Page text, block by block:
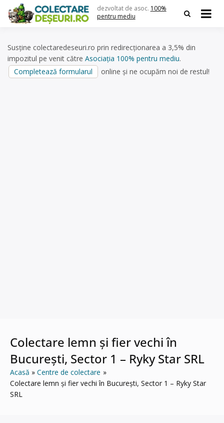
content
dezvoltat de asoc. 100%
pentru mediu
Susține colectaredeseuri.ro prin redirecționarea a 3,5% din
impozitul pe venit către Asociația 100% pentru mediu.
Completează formularul
online și ne ocupăm noi de restul!
Colectare lemn și fier vechi în
București, Sector 1 – Ryky Star SRL
Acasă
Centre de colectare
Colectare lemn și fier vechi în București, Sector 1 – Ryky Star
SRL